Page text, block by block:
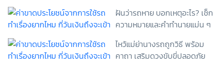
และมีความเข้าใจดีแล้ว ข้าพเจ้าให้ความยินยอมหรือปฏิเสธ
ไม่ให้ความยินยอมในเอกสารนี้ด้วยความสมัครใจ
ข้าพเจ้าสามารถถอนความยินยอมนี้เสียเมื่อใดก็ได้ เว้นแต่
ในกรณีมีข้อจำกัดสิทธิตามกฎหมายหรือยังมีสัญญา
ฝันว่ารถหาย บอกเหตุอะไร? เช็ก
ความหมายและคำทำนายแม่น ๆ
ไหว้แม่ย่านางรถถูกวิธี พร้อม
คาถา เสริมดวงขับขี่ปลอดภัย